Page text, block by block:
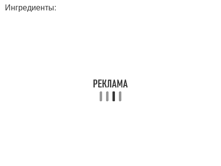
Ингредиенты: